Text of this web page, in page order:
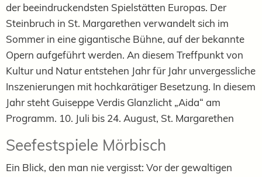
der beeindruckendsten Spielstätten Europas. Der
Steinbruch in St. Margarethen verwandelt sich im
Sommer in eine gigantische Bühne, auf der bekannte
Opern aufgeführt werden. An diesem Treffpunkt von
Kultur und Natur entstehen Jahr für Jahr unvergessliche
Inszenierungen mit hochkarätiger Besetzung. In diesem
Jahr steht Guiseppe Verdis Glanzlicht „Aida“ am
Programm. 10. Juli bis 24. August, St. Margarethen
Seefestspiele Mörbisch
Ein Blick, den man nie vergisst: Vor der gewaltigen